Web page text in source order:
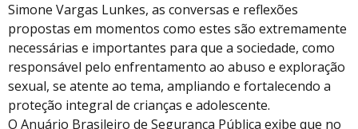
Simone Vargas Lunkes, as conversas e reflexões
propostas em momentos como estes são extremamente
necessárias e importantes para que a sociedade, como
responsável pelo enfrentamento ao abuso e exploração
sexual, se atente ao tema, ampliando e fortalecendo a
proteção integral de crianças e adolescente.
O Anuário Brasileiro de Segurança Pública exibe que no